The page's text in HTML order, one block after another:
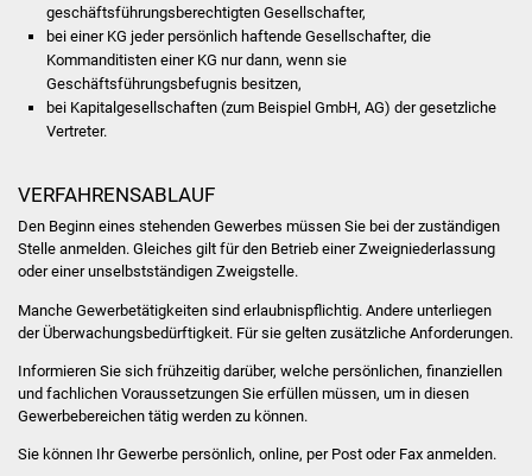
Kolping-Musikschule
Volkshochschule
Lokale Agenda
Jugendhaus
Fachteam Jugend
Kinder- und
Familienzentrum
geschäftsführungsberechtigten Gesellschafter,
bei einer KG jeder persönlich haftende Gesellschafter, die
Kommanditisten einer KG nur dann, wenn sie
Geschäftsführungsbefugnis besitzen,
bei Kapitalgesellschaften (zum Beispiel GmbH, AG) der gesetzliche
Vertreter.
VERFAHRENSABLAUF
Den Beginn eines stehenden Gewerbes müssen Sie bei der zuständigen
Stelle anmelden. Gleiches gilt für den Betrieb einer Zweigniederlassung
oder einer unselbstständigen Zweigstelle.
Manche Gewerbetätigkeiten sind erlaubnispflichtig. Andere unterliegen
der Überwachungsbedürftigkeit. Für sie gelten zusätzliche Anforderungen.
Informieren Sie sich frühzeitig darüber, welche persönlichen, finanziellen
und fachlichen Voraussetzungen Sie erfüllen müssen, um in diesen
Gewerbebereichen tätig werden zu können.
Sie können Ihr Gewerbe persönlich, online, per Post oder Fax anmelden.